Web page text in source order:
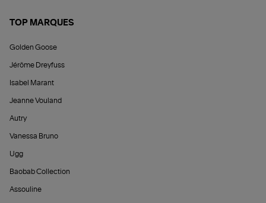
TOP MARQUES
Golden Goose
Jérôme Dreyfuss
Isabel Marant
Jeanne Vouland
Autry
Vanessa Bruno
Ugg
Baobab Collection
Assouline